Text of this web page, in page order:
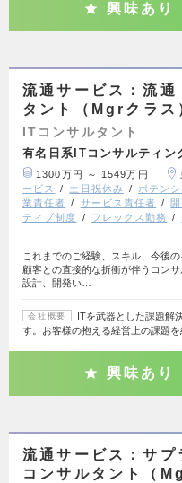
興味あり
流通サービス：流
タント（Mgrクラス
ITコンサルタント
有名日系ITコンサルティ
1300万円 ～ 1549万円
ービス
土日祝休み ポテン
業責任者
サービス責任者
ティブ制度
フレックス勤務
これまでのご経験、スキル、今後の
顧客との直接的な折衝が伴うコンサ
設計、開発い…
会社概要
ITを武器とした課題解
す。お客様の抱える経営上の課題
興味あり
流通サービス：サ
コンサルタント（